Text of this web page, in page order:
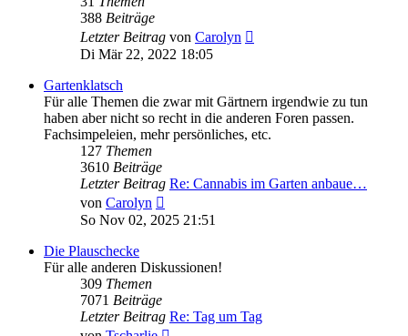
388 Beiträge
Letzter Beitrag von Carolyn
Di Mär 22, 2022 18:05
Gartenklatsch
Für alle Themen die zwar mit Gärtnern irgendwie zu tun
haben aber nicht so recht in die anderen Foren passen.
Fachsimpeleien, mehr persönliches, etc.
127 Themen
3610 Beiträge
Letzter Beitrag Re: Cannabis im Garten anbaue…
von Carolyn
Beitrag
So Nov 02, 2025 21:51
Die Plauschecke
Für alle anderen Diskussionen!
309 Themen
7071 Beiträge
Letzter Beitrag Re: Tag um Tag